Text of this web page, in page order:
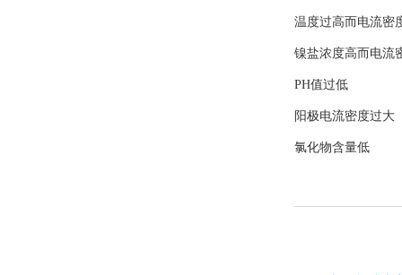
温度过高而电流
镍盐浓度高而
PH值过低
阳极电流密度
氯化物含量低